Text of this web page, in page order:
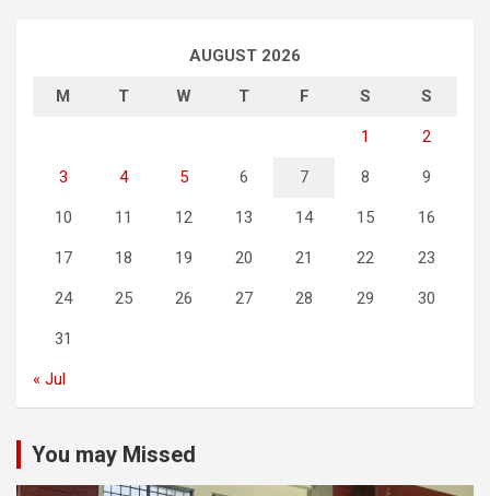
AUGUST 2026
M T W T F S S
1 2
3 4 5 6 7 8 9
10 11 12 13 14 15 16
17 18 19 20 21 22 23
24 25 26 27 28 29 30
31
« Jul
You may Missed